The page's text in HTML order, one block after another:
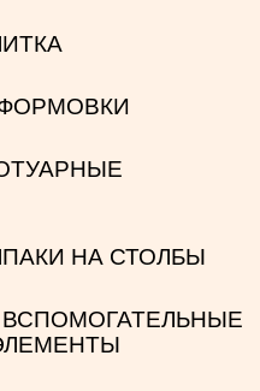
НА СТОЛБЫ